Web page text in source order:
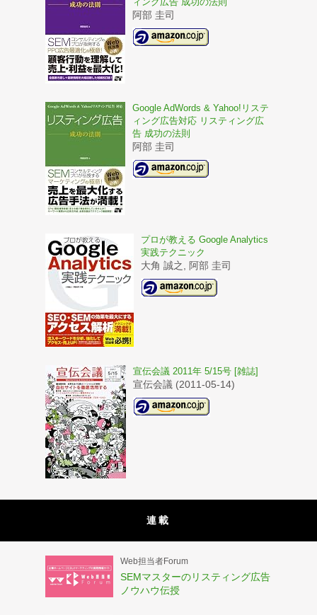
阿部 圭司
Google AdWords & Yahoo!リステ
ィング広告対応 リスティング広
告 成功の法則
阿部 圭司
プロが教える Google Analytics
実践テクニック
大角 誠之, 阿部 圭司
宣伝会議 2011年 5/15号 [雑誌]
宣伝会議 (2011-05-14)
連載
Web担当者Forum
SEMマスターのリスティング広告
ノウハウ伝授